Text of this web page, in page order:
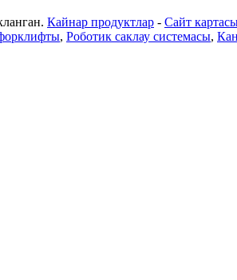
Кайнар продуктлар - Сайт
, Роботик саклау системасы,